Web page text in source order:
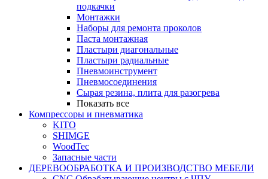
подкачки
Монтажки
Наборы для ремонта проколов
Паста монтажная
Пластыри диагональные
Пластыри радиальные
Пневмоинструмент
Пневмосоединения
Сырая резина, плита для разогрева
Показать все
Компрессоры и пневматика
KITO
SHIMGE
WoodTec
Запасные части
ДЕРЕВООБРАБОТКА И ПРОИЗВОДСТВО МЕБЕЛИ